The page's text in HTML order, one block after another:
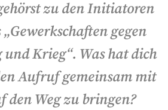
örst zu den Initiatoren
gegen
Krieg“. Was hat dich
Aufruf gemeinsam mit
den Weg zu bringen?